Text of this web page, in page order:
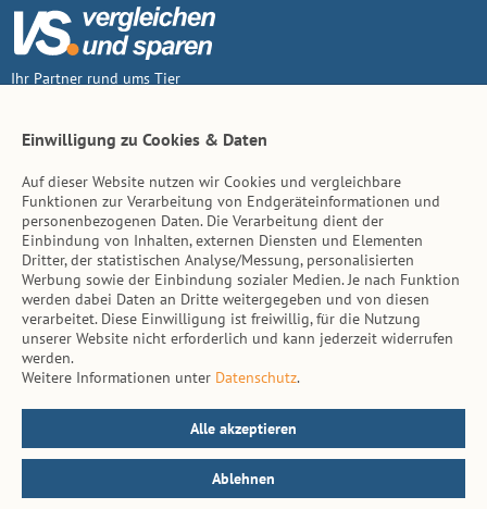
Ihr Partner rund ums Tier
Inhalt
Tierarzt-Suche
Hinweise
AGB
Impressum
Datenschutz
Kontakt
© vs. vergleichen-und-sparen.de 2026
Einwilligung zu Cookies & Daten
Auf dieser Website nutzen wir Cookies und vergleichbare
Funktionen zur Verarbeitung von Endgeräteinformationen und
personenbezogenen Daten. Die Verarbeitung dient der
Einbindung von Inhalten, externen Diensten und Elementen
Dritter, der statistischen Analyse/Messung, personalisierten
Werbung sowie der Einbindung sozialer Medien. Je nach Funktion
werden dabei Daten an Dritte weitergegeben und von diesen
verarbeitet. Diese Einwilligung ist freiwillig, für die Nutzung
unserer Website nicht erforderlich und kann jederzeit widerrufen
werden.
Weitere Informationen unter Datenschutz.
Alle akzeptieren
Ablehnen